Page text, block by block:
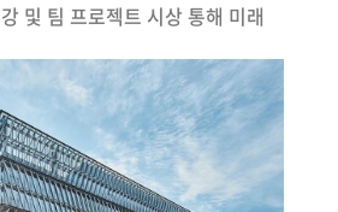
및 팀 프로젝트 시상 통해 미래